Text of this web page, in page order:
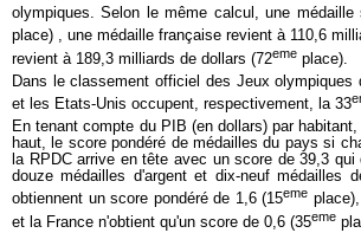
olympiques. Selon le même calcul, une
place) , une médaille française revient à 110,6
revient à 189,3 milliards de dollars (72eme place).
Dans le classement officiel des Jeux
et les Etats-Unis occupent, respectivement, la 33
En tenant compte du PIB (en dollars) par
haut, le score pondéré de médailles du pays si
la RPDC arrive en tête avec un score de 39,3
douze médailles d'argent et dix-neuf médailles
obtiennent un score pondéré de 1,6 (15eme
et la France n'obtient qu'un score de 0,6 (35eme